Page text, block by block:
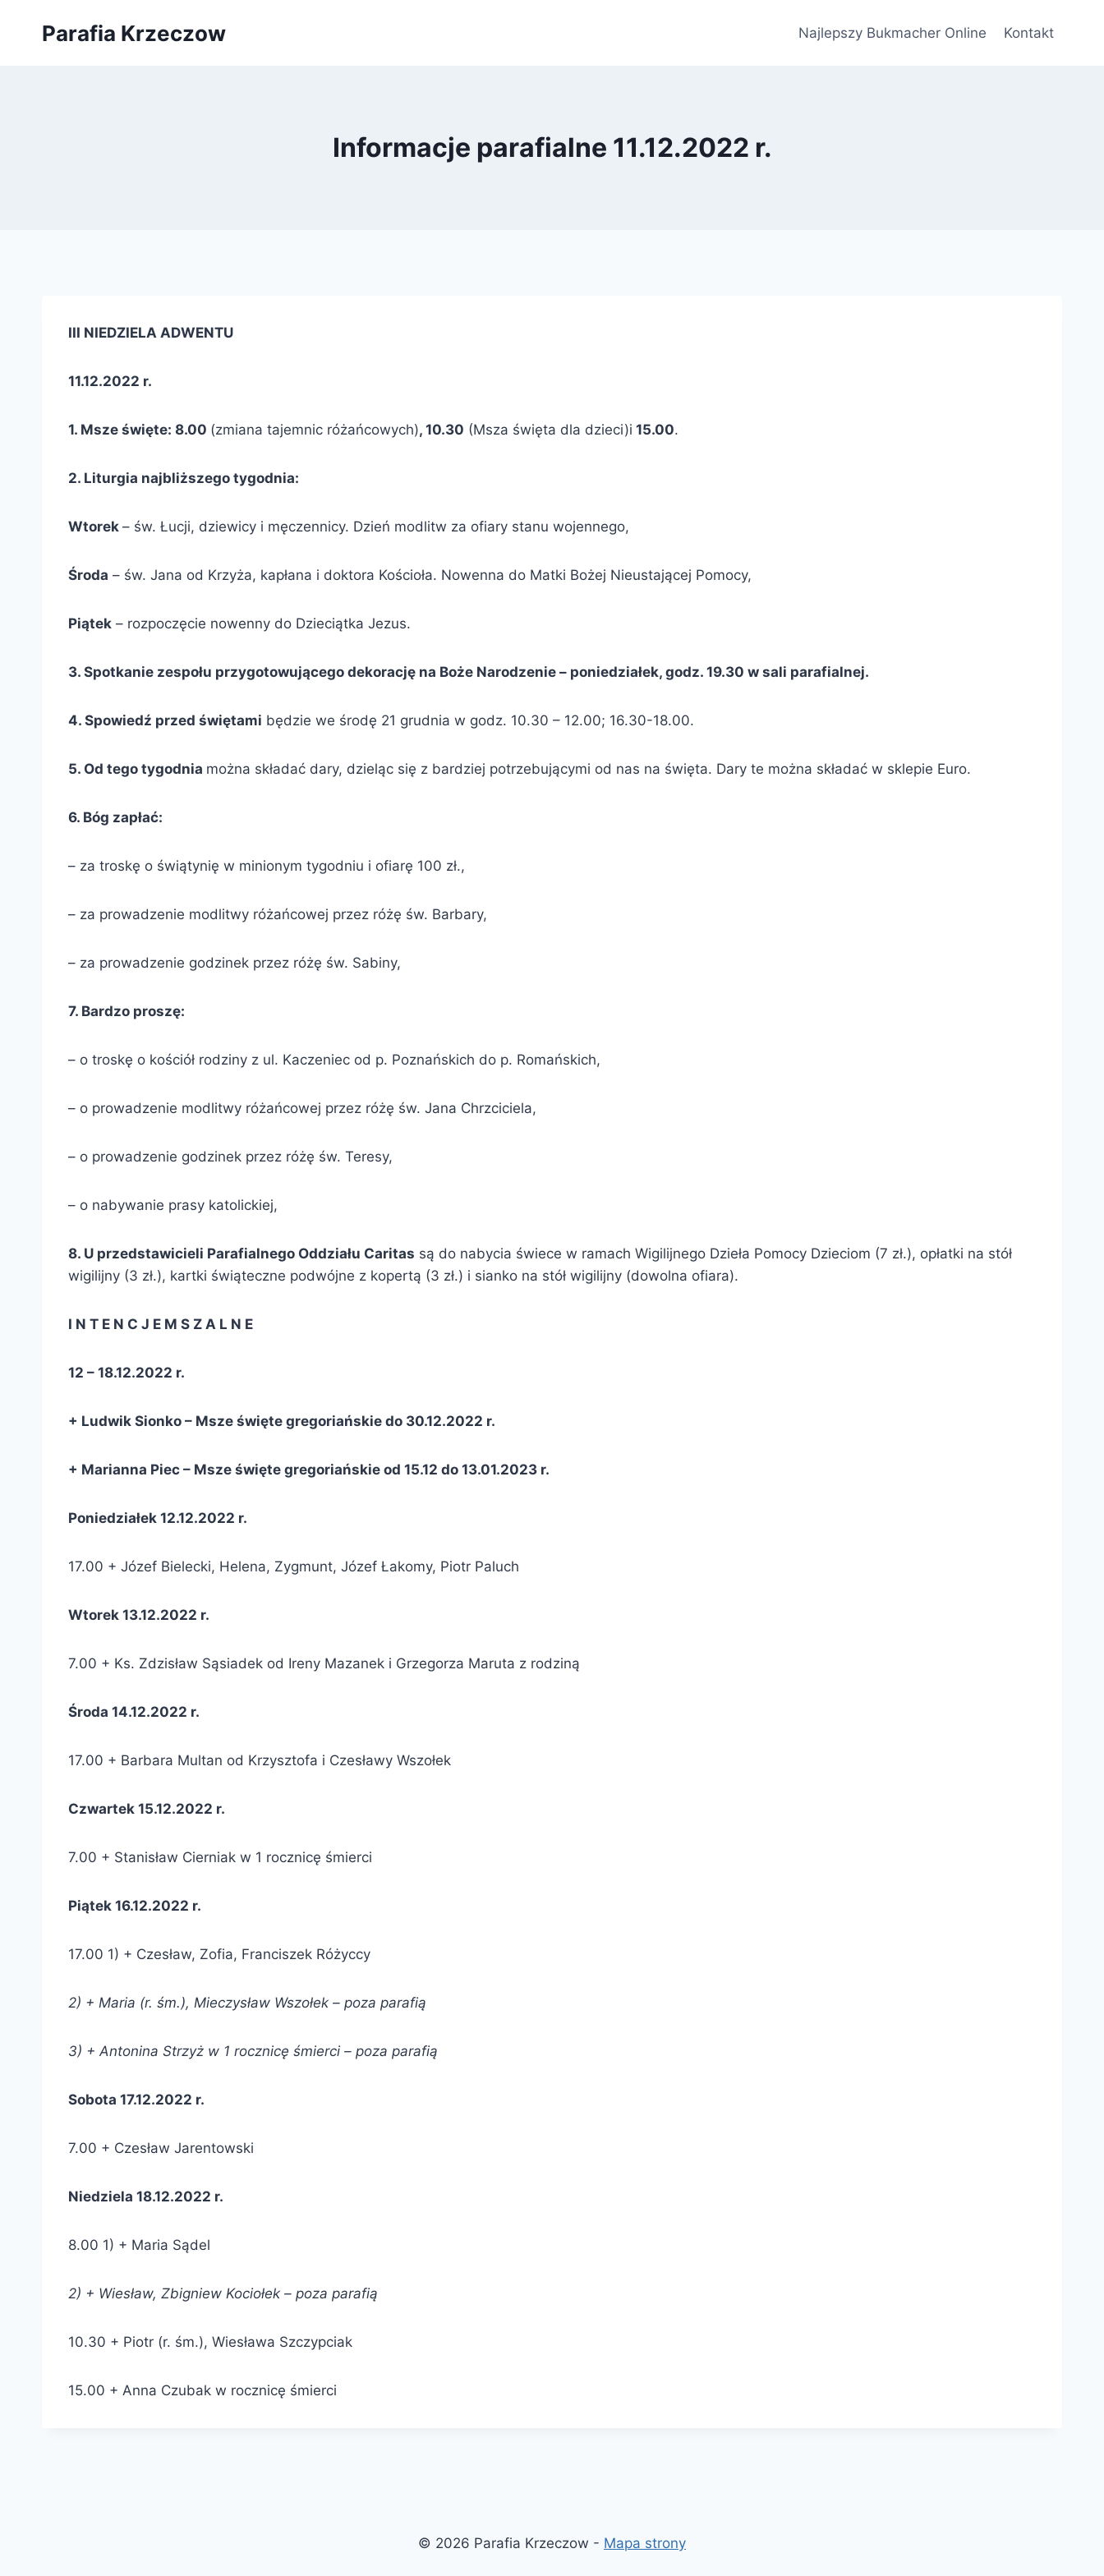
Parafia Krzeczow Najlepszy Bukmacher Online Kontakt
Informacje parafialne 11.12.2022 r.
III NIEDZIELA ADWENTU
11.12.2022 r.
1. Msze święte: 8.00 (zmiana tajemnic różańcowych), 10.30 (Msza święta dla dzieci)i 15.00.
2. Liturgia najbliższego tygodnia:
Wtorek – św. Łucji, dziewicy i męczennicy. Dzień modlitw za ofiary stanu wojennego,
Środa – św. Jana od Krzyża, kapłana i doktora Kościoła. Nowenna do Matki Bożej Nieustającej Pomocy,
Piątek – rozpoczęcie nowenny do Dzieciątka Jezus.
3. Spotkanie zespołu przygotowującego dekorację na Boże Narodzenie – poniedziałek, godz. 19.30 w sali parafialnej.
4. Spowiedź przed świętami będzie we środę 21 grudnia w godz. 10.30 – 12.00; 16.30-18.00.
5. Od tego tygodnia można składać dary, dzieląc się z bardziej potrzebującymi od nas na święta. Dary te można składać w sklepie Euro.
6. Bóg zapłać:
– za troskę o świątynię w minionym tygodniu i ofiarę 100 zł.,
– za prowadzenie modlitwy różańcowej przez różę św. Barbary,
– za prowadzenie godzinek przez różę św. Sabiny,
7. Bardzo proszę:
– o troskę o kościół rodziny z ul. Kaczeniec od p. Poznańskich do p. Romańskich,
– o prowadzenie modlitwy różańcowej przez różę św. Jana Chrzciciela,
– o prowadzenie godzinek przez różę św. Teresy,
– o nabywanie prasy katolickiej,
8. U przedstawicieli Parafialnego Oddziału Caritas są do nabycia świece w ramach Wigilijnego Dzieła Pomocy Dzieciom (7 zł.), opłatki na stół
wigilijny (3 zł.), kartki świąteczne podwójne z kopertą (3 zł.) i sianko na stół wigilijny (dowolna ofiara).
I N T E N C J E M S Z A L N E
12 – 18.12.2022 r.
+ Ludwik Sionko – Msze święte gregoriańskie do 30.12.2022 r.
+ Marianna Piec – Msze święte gregoriańskie od 15.12 do 13.01.2023 r.
Poniedziałek 12.12.2022 r.
17.00 + Józef Bielecki, Helena, Zygmunt, Józef Łakomy, Piotr Paluch
Wtorek 13.12.2022 r.
7.00 + Ks. Zdzisław Sąsiadek od Ireny Mazanek i Grzegorza Maruta z rodziną
Środa 14.12.2022 r.
17.00 + Barbara Multan od Krzysztofa i Czesławy Wszołek
Czwartek 15.12.2022 r.
7.00 + Stanisław Cierniak w 1 rocznicę śmierci
Piątek 16.12.2022 r.
17.00 1) + Czesław, Zofia, Franciszek Różyccy
2) + Maria (r. śm.), Mieczysław Wszołek – poza parafią
3) + Antonina Strzyż w 1 rocznicę śmierci – poza parafią
Sobota 17.12.2022 r.
7.00 + Czesław Jarentowski
Niedziela 18.12.2022 r.
8.00 1) + Maria Sądel
2) + Wiesław, Zbigniew Kociołek – poza parafią
10.30 + Piotr (r. śm.), Wiesława Szczypciak
15.00 + Anna Czubak w rocznicę śmierci
© 2026 Parafia Krzeczow - Mapa strony